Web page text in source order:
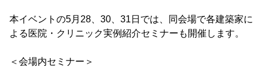
本イベントの5月28、30、31日では、同会場で各建築家に
よる医院・クリニック実例紹介セミナーも開催します。
＜会場内セミナー＞